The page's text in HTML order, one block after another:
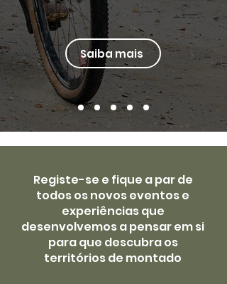
Saiba mais
Registe-se e fique a par de
todos os novos eventos e
experiências que
desenvolvemos a pensar em si
para que descubra os
territórios de montado